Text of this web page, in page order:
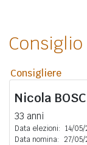
Consigliere
Nicola
33 anni
Data elezioni: 14/
Data nomina: 27/05/